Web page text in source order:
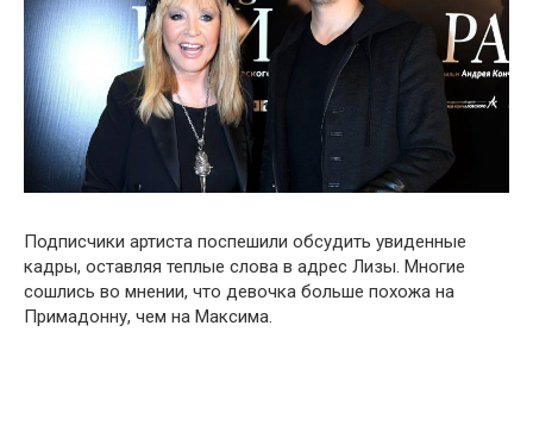
Подписчики артиста поспешили обсудить увиденные
кадры, оставляя теплые слова в адрес Лизы. Многие
сошлись во мнении, что девочка больше похожа на
Примадонну, чем на Максима.